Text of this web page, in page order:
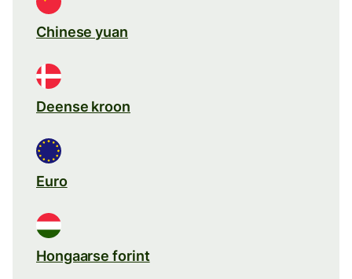
Chinese yuan
Deense kroon
Euro
Hongaarse forint